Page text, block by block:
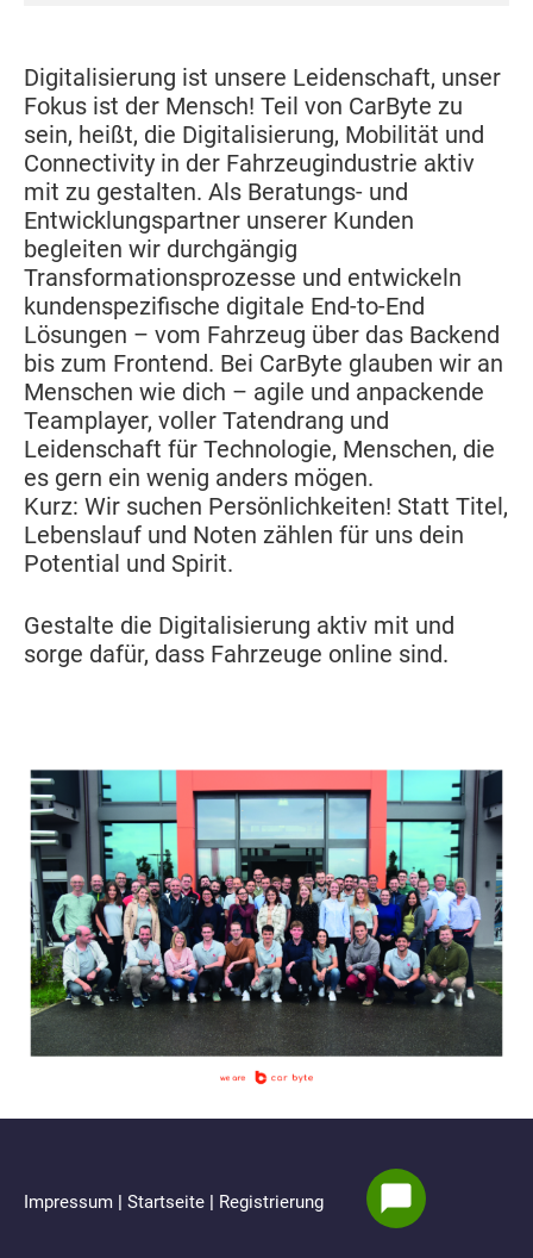
Digitalisierung ist unsere Leidenschaft, unser
Fokus ist der Mensch! Teil von CarByte zu
sein, heißt, die Digitalisierung, Mobilität und
Connectivity in der Fahrzeugindustrie aktiv
mit zu gestalten. Als Beratungs- und
Entwicklungspartner unserer Kunden
begleiten wir durchgängig
Transformationsprozesse und entwickeln
kundenspezifische digitale End-to-End
Lösungen – vom Fahrzeug über das Backend
bis zum Frontend. Bei CarByte glauben wir an
Menschen wie dich – agile und anpackende
Teamplayer, voller Tatendrang und
Leidenschaft für Technologie, Menschen, die
es gern ein wenig anders mögen.
Kurz: Wir suchen Persönlichkeiten! Statt Titel,
Lebenslauf und Noten zählen für uns dein
Potential und Spirit.
Gestalte die Digitalisierung aktiv mit und
sorge dafür, dass Fahrzeuge online sind.
Impressum | Startseite | Registrierung